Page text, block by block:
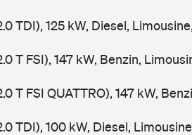
TDI), 125 kW, Diesel,
T FSI), 147 kW, Benzin,
T FSI QUATTRO), 147 kW,
TDI), 100 kW, Diesel,